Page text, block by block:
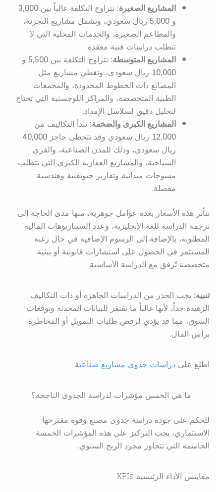
المشاريع الصغيرة:تتراوح التكلفة غالباً بين 3,000
و 5,000ريال سعودي، وتشمل مشاريع التجزئة،
والمطاعم الصغيرة، والخدمات المحلية التي لا
تتطلب دراسات فنية معقدة.
المشاريع المتوسطة:تتراوح التكلفة بين 5,500و
10,000ريال سعودي، وتغطي مشاريع مثل
المصانع ذات الخطوط المحدودة، والمجمعات
الطبية المتخصصة، والمراكز اللوجستية التي تحتاج
لتحليل دقيق لسلاسل الإمداد.
المشاريع الكبرى والضخمة:تبدأ التكاليف من
12,000ريال سعودي وقد تتخطى حاجز 40,000
ريال سعودي، وذلك للمدن الصناعية، والقرى
السياحية، والمشاريع العقارية الكبرى التي تتطلب
مسوحات ميدانية وتقارير جيوتقنية وهندسية
مفصلة.
تتأثر هذه الأسعار بعدة عوامل جوهرية، منها مدى الحاجة إلى
ترجمة الدراسة للغة الإنجليزية، وعدد السيناريوهات المالية
المطلوبة، بالإضافة إلى الرسوم الإضافية في حال رغبة
المستثمر في الحصول على استشارات قانونية أو بيئية
متخصصة تُرفق مع الدراسة الأساسية.
تنبيه:يجب الحذر من الدراسات الجاهزة أو ذات التكاليف
الزهيدة جداً، لأنها غالباً ما تفتقر للبيانات المحدثة وتوقعات
السوق، مما قد يؤدي لرفض طلبات التمويل أو المخاطرة
برأس المال.
اطلع على دراسات جدوى مشاريع صناعية
ما هي الخمس مؤشرات لدراسة الجدوى الناجحة؟
للحكم على جودة دراسة جدوى مصنع وقوة مقترحها
الاستثماري، يجب التركيز على هذه المؤشرات الخمسة
الحاسمة التي تتجاوز مجرد الربح السنوي.
مقاييس الأداء الرئيسية KPIs